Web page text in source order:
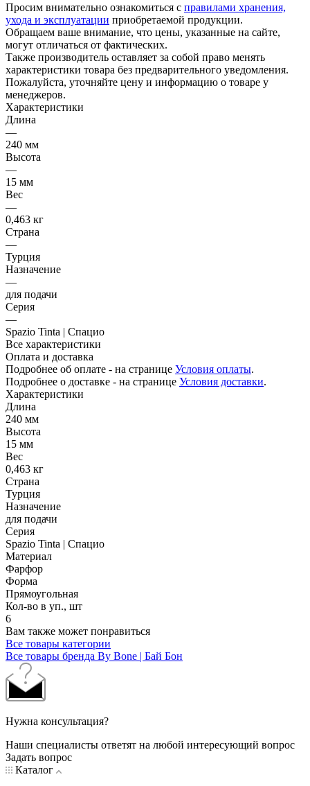
Просим внимательно ознакомиться с правилами хранения,
ухода и эксплуатации приобретаемой продукции.
Обращаем ваше внимание, что цены, указанные на сайте,
могут отличаться от фактических.
Также производитель оставляет за собой право менять
характеристики товара без предварительного уведомления.
Пожалуйста, уточняйте цену и информацию о товаре у
менеджеров.
Характеристики
Длина
—
240 мм
Высота
—
15 мм
Вес
—
0,463 кг
Страна
—
Турция
Назначение
—
для подачи
Серия
—
Spazio Tinta | Спацио
Все характеристики
Оплата и доставка
Подробнее об оплате - на странице Условия оплаты.
Подробнее о доставке - на странице Условия доставки.
Характеристики
Длина
240 мм
Высота
15 мм
Вес
0,463 кг
Страна
Турция
Назначение
для подачи
Серия
Spazio Tinta | Спацио
Материал
Фарфор
Форма
Прямоугольная
Кол-во в уп., шт
6
Вам также может понравиться
Все товары категории
Все товары бренда By Bone | Бай Бон
Нужна консультация?
Наши специалисты ответят на любой интересующий вопрос
Задать вопрос
Каталог